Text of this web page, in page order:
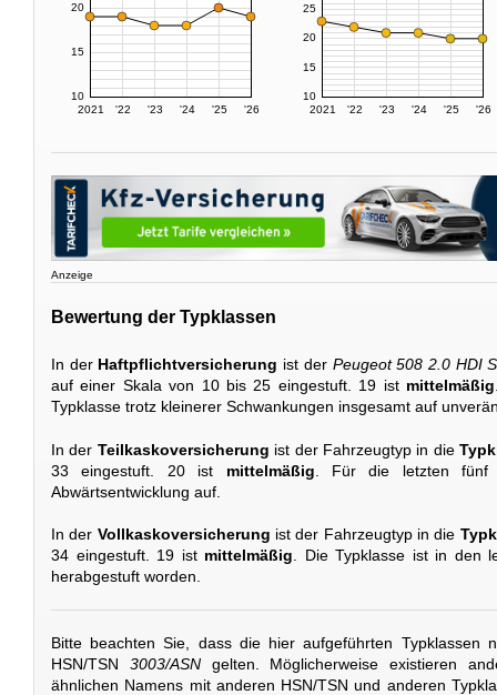
2021 '22 '23 '24 '25 '26
10
15
20
2021 '22 '23 '24 '25 '26
10
15
20
25
Anzeige
Bewertung der Typklassen
In der Haftpflichtversicherung ist der Peugeot 508 2.0 HDI
auf einer Skala von 10 bis 25 eingestuft. 19 ist mittelmäßig
Typklasse trotz kleinerer Schwankungen insgesamt auf
In der Teilkaskoversicherung ist der Fahrzeugtyp in die
33 eingestuft. 20 ist mittelmäßig . Für die letzten fünf
Abwärtsentwicklung auf.
In der Vollkaskoversicherung ist der Fahrzeugtyp in die
34 eingestuft. 19 ist mittelmäßig. Die Typklasse ist in den
herabgestuft worden.
Bitte beachten Sie, dass die hier aufgeführten Typklassen
HSN/TSN 3003/ASNgelten. Möglicherweise existieren
ähnlichen Namens mit anderen HSN/TSN und anderen